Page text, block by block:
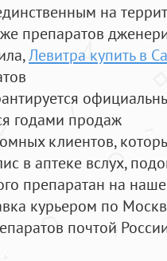
на
препаратов
,Левитра купить в
годами продаж
клиентов,
в аптеке вслух,
препаратан на
курьером по
почтой